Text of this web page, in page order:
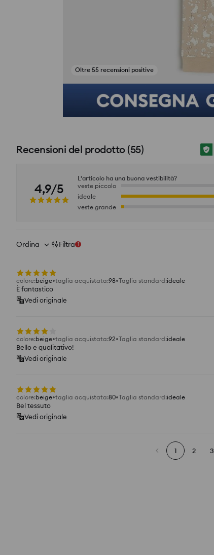
Oltre 55 recensioni positive
si_productpage_user_photos_button_title
Recensioni del prodotto(55)
4,9/5
L'articolo ha una buona vestibilità?
veste piccolo
ideale
veste grande
Ordina Filtra 1
colore:beige taglia acquistata:98 Taglia standard:ideale
È fantastico
Vedi originale
colore:beige taglia acquistata:92 Taglia standard:ideale
Bello e qualitativo!
Vedi originale
colore:beige taglia acquistata:80 Taglia standard:ideale
Bel tessuto
Vedi originale
1 2 3